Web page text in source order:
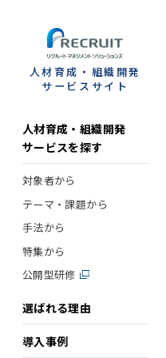
人材育成・組織開発
サービスサイト
人材育成・組織開発
サービスを探す
対象者から
テーマ・課題から
手法から
特集から
公開型研修
選ばれる理由
導入事例